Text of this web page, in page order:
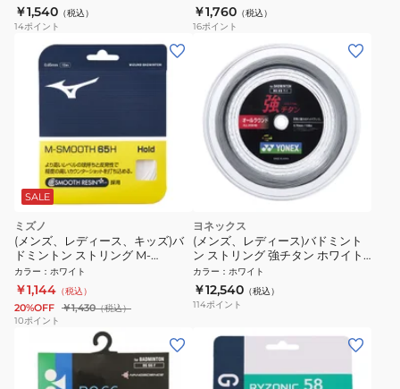
￥1,540 （税込）
14ポイント
￥1,760 （税込）
16ポイント
SALE
ミズノ
(メンズ、レディース、キッズ)バ
ドミントン ストリング M-
SMOOTH 65H 73JGA93001
カラー ： ホワイト
￥1,144 （税込）
20%OFF ￥1,430（税込）
10ポイント
ヨネックス
(メンズ、レディース)バドミント
ン ストリング 強チタン ホワイト
100mロールガット BG65T-1-011
カラー ： ホワイト
￥12,540 （税込）
114ポイント